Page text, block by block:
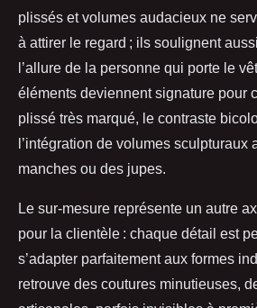
plissés et volumes audacieux ne
à attirer le regard ; ils soulignent
l’allure de la personne qui porte le
éléments deviennent signature pour
plissé très marqué, le contraste
l’intégration de volumes sculpturaux
manches ou des jupes.
Le sur-mesure représente un autre
pour la clientèle : chaque détail est
s’adapter parfaitement aux formes
retrouve des coutures minutieuses,